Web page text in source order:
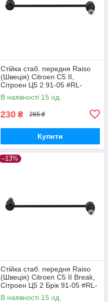
Стійка стаб. передня Raiso
(Швеція) Citroen C5 II,
Сітроен Ц5 2 91-05 #RL-
138860V UAQEZFD17
В наявності 15 од.
230 ₴ 265 ₴
Купити
–13%
Стійка стаб. передня Raiso
(Швеція) Citroen C5 II Break,
Сітроен Ц5 2 Брік 91-05 #RL-
138860V UADNZPA17
В наявності 15 од.